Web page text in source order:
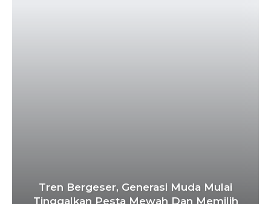
Tren Bergeser, Generasi Muda Mulai
Tinggalkan Pesta Mewah Dan Memilih